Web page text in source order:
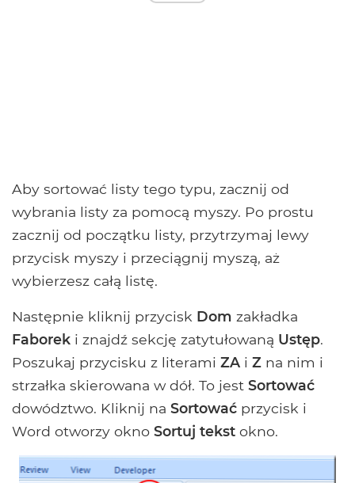
Aby sortować listy tego typu, zacznij od
wybrania listy za pomocą myszy. Po prostu
zacznij od początku listy, przytrzymaj lewy
przycisk myszy i przeciągnij myszą, aż
wybierzesz całą listę.
Następnie kliknij przycisk Dom zakładka
Faborek i znajdź sekcję zatytułowaną Ustęp.
Poszukaj przycisku z literami ZA i Z na nim i
strzałka skierowana w dół. To jest Sortować
dowództwo. Kliknij na Sortować przycisk i
Word otworzy okno Sortuj tekst okno.